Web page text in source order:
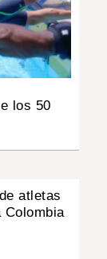
los 50
atletas
Colombia